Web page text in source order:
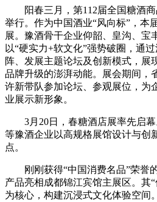
阳春三月，第112届全国糖酒商
举行。作为中国酒业“风向标”，本
展。豫酒骨干企业仰韶、皇沟、宝
以“硬实力+软文化”强势破圈，通
阵、发展主题论坛及创新模式，展
品牌升级的澎湃动能。展会期间，
许新带队参加论坛、参观展位，为
业展示新形象。
3月20日，春糖酒店展率先启幕
等豫酒企业以高规格展馆设计与创
点。
刚刚获得“中国消费名品”荣誉
产品亮相成都锦江宾馆主展区。其
为核心，构建沉浸式文化体验空间